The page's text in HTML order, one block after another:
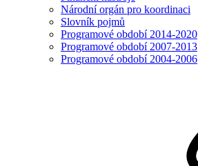
Národní orgán pro koordinaci
Slovník pojmů
Programové období 2014-2020
Programové období 2007-2013
Programové období 2004-2006